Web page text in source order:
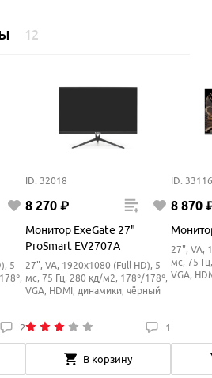
12
5
2
ID: 32018
8 270 ₽
Монитор ExeGate 27"
ProSmart EV2707A
27", VA, 1920x1080 (Full HD), 5
мс, 75 Гц, 280 кд/м2, 178°/178°,
VGA, HDMI, динамики, чёрный
1
В корзину
ID: 33116
8 870
27", VA,
мс, 75
VGA,